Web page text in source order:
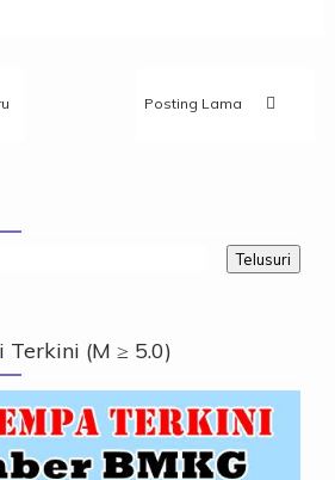
Posting Lama
(M ≥ 5.0)